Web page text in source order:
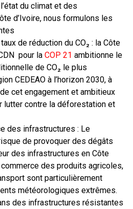
du climat et des
d’Ivoire, nous formulons les
de réduction du CO₂ : la Côte
pour la COP 21 ambitionne le
de CO₂ le plus
CEDEAO à l’horizon 2030, à
cet engagement et ambitieux
lutter contre la déforestation et
des infrastructures : Le
de provoquer des dégâts
des infrastructures en Côte
des produits agricoles,
sont particulièrement
météorologiques extrêmes.
des infrastructures résistantes